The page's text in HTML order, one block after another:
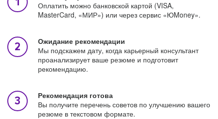
Оплатить можно банковской картой (VISA,
MasterCard, «МИР») или через сервис «ЮMoney».
Ожидание рекомендации
Мы подскажем дату, когда карьерный консультант
проанализирует ваше резюме и подготовит
рекомендацию.
Рекомендация готова
Вы получите перечень советов по улучшению вашего
резюме в текстовом формате.